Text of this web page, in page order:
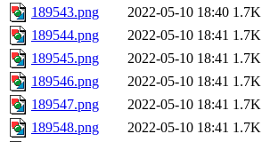
189543.png
2022-05-10 18:40 1.7K
189544.png
2022-05-10 18:41 1.7K
189545.png
2022-05-10 18:41 1.7K
189546.png
2022-05-10 18:41 1.7K
189547.png
2022-05-10 18:41 1.7K
189548.png
2022-05-10 18:41 1.7K